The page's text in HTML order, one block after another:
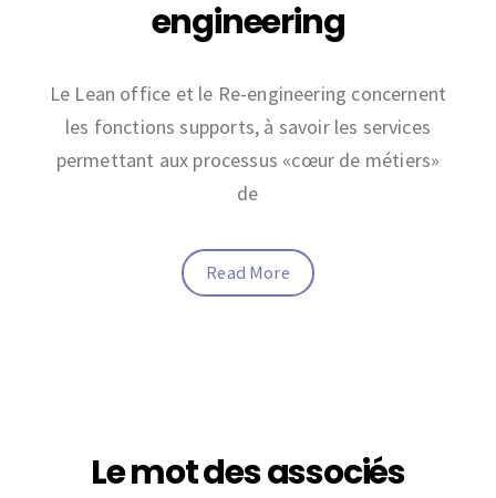
engineering
Le Lean office et le Re-engineering concernent
les fonctions supports, à savoir les services
permettant aux processus «cœur de métiers»
de
Read More
Le mot des associés